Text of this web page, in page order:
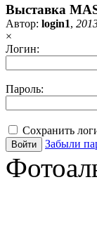
Выставка
Автор: login1,
×
Логин:
Пароль:
Сохранить
Забыли